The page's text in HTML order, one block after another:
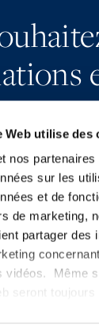
Web utilise des
nos
sur les
et de
de marketing,
partager des
vidéos. Même
seront